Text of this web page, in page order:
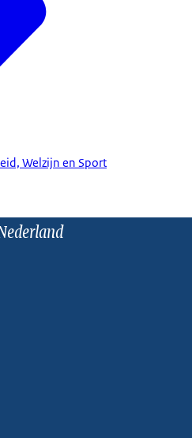
Welzijn en Sport